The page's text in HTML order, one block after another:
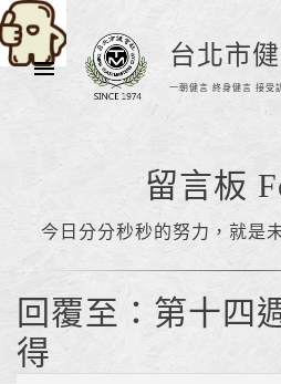
台北市
一朝健言 終身健言 接受
留言板
今日分分秒秒的努力，就是
回覆至：第十四
得